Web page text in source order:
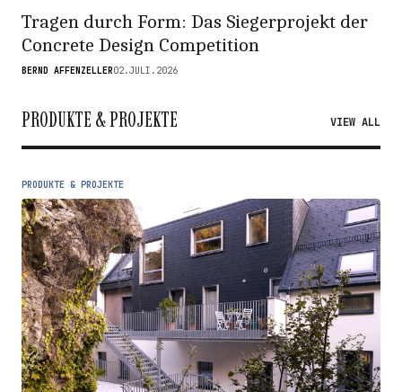
Tragen durch Form: Das Siegerprojekt der
Concrete Design Competition
BERND AFFENZELLER02.JULI.2026
PRODUKTE & PROJEKTE VIEW ALL
PRODUKTE & PROJEKTE